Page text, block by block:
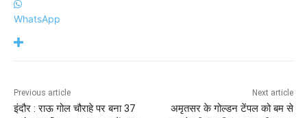
WhatsApp
Previous article
इंदौर : राऊ गोल चौराहे पर बना 37
Next article
अमृतसर के गोल्डन टेंपल को बम से